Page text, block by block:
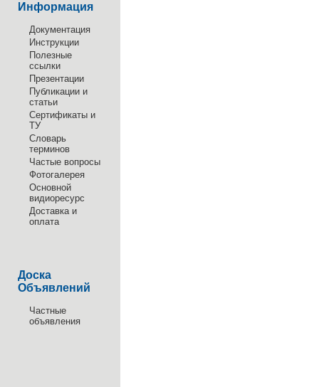
Информация
Документация
Инструкции
Полезные
ссылки
Презентации
Публикации и
статьи
Сертификаты и
ТУ
Словарь
терминов
Частые вопросы
Фотогалерея
Основной
видиоресурс
Доставка и
оплата
Доска
Объявлений
Частные
объявления